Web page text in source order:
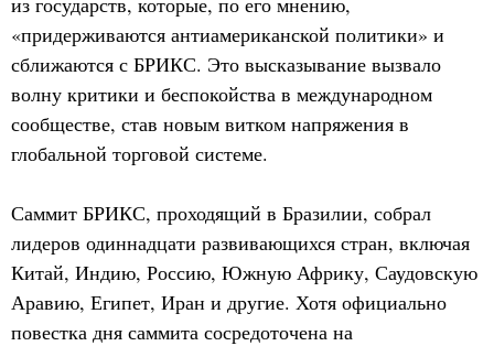
«придерживаются антиамериканской политики» и
сближаются с БРИКС. Это высказывание вызвало
волну критики и беспокойства в международном
сообществе, став новым витком напряжения в
глобальной торговой системе.
Саммит БРИКС, проходящий в Бразилии, собрал
лидеров одиннадцати развивающихся стран, включая
Китай, Индию, Россию, Южную Африку, Саудовскую
Аравию, Египет, Иран и другие. Хотя официально
повестка дня саммита сосредоточена на